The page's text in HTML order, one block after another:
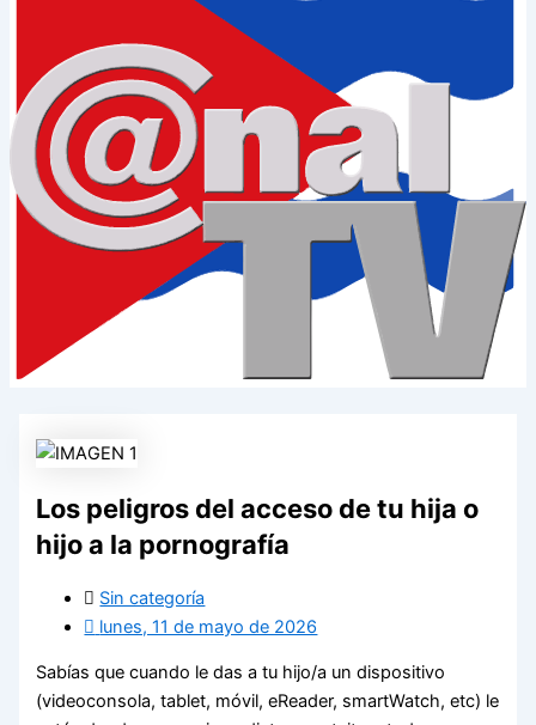
Los peligros del acceso de tu hija o
hijo a la pornografía
Sin categoría
lunes, 11 de mayo de 2026
Sabías que cuando le das a tu hijo/a un dispositivo
(videoconsola, tablet, móvil, eReader, smartWatch, etc) le